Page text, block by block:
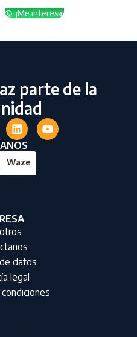
¡Me interesa!
parte de la
Waze
datos
legal